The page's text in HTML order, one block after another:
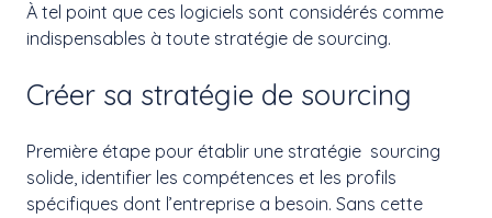
À tel point que ces logiciels sont considérés comme
indispensables à toute stratégie de sourcing.
Créer sa stratégie de sourcing
Première étape pour établir une stratégie sourcing
solide, identifier les compétences et les profils
spécifiques dont l’entreprise a besoin. Sans cette